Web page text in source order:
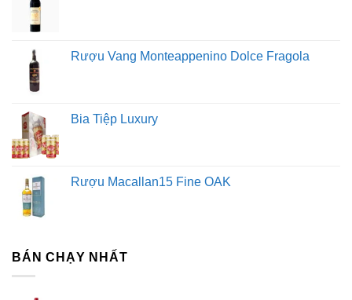
Rượu Vang Monteappenino Dolce Fragola
Bia Tiệp Luxury
Rượu Macallan15 Fine OAK
BÁN CHẠY NHẤT